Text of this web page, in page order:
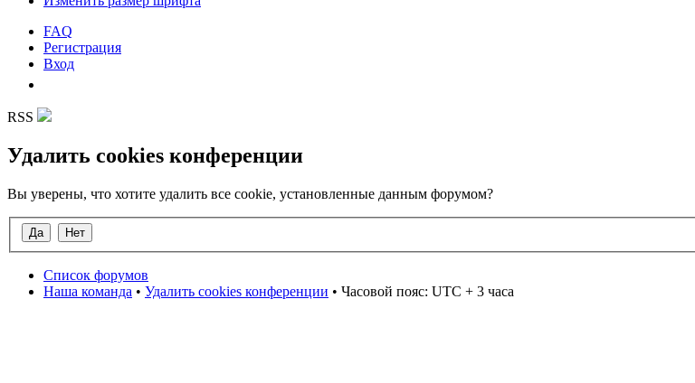
FAQ
Регистрация
Вход
RSS
Удалить cookies конференции
Вы уверены, что хотите удалить все cookie, установленные данным форумом?
Список форумов
Наша команда • Удалить cookies конференции • Часовой пояс: UTC + 3 часа